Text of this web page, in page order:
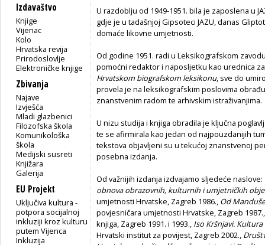
Izdavaštvo
Knjige
Vijenac
Kolo
Hrvatska revija
Prirodoslovlje
Elektroničke knjige
Zbivanja
Najave
Izvješća
Mladi glazbenici
Filozofska škola
Komunikološka
škola
Medijski susreti
Knjižara
Galerija
EU Projekt
Uključiva kultura -
potpora socijalnoj
inkluziji kroz kulturu
putem Vijenca
Inkluzija
U razdoblju od 1949-1951. bila je zaposlena u
gdje je u tadašnjoj Gipsoteci JAZU, danas
domaće likovne umjetnosti.
Od godine 1951. radi u Leksikografskom
pomoćni redaktor i naposljetku kao urednica
Hrvatskom biografskom leksikonu, sve do
provela je na leksikografskim poslovima
znanstvenim radom te arhivskim istraživanjima.
U nizu studija i knjiga obradila je ključna
te se afirmirala kao jedan od najpouzdanijih
tekstova objavljeni su u tekućoj znanstvenoj
posebna izdanja.
Od važnijih izdanja izdvajamo sljedeće naslove:
obnova obrazovnih, kulturnih i umjetničkih
umjetnosti Hrvatske, Zagreb 1986., Od
povjesničara umjetnosti Hrvatske, Zagreb
knjiga, Zagreb 1991. i 1993., Iso Kršnjavi.
Hrvatski institut za povijest, Zagreb 2002.,